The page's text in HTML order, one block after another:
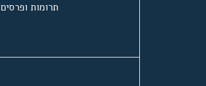
תרומות ופרסים